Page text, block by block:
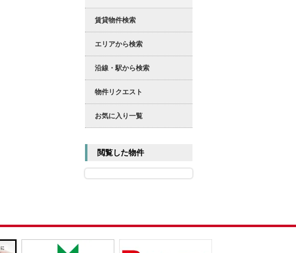
賃貸物件検索
エリアから検索
沿線・駅から検索
物件リクエスト
お気に入り一覧
閲覧した物件